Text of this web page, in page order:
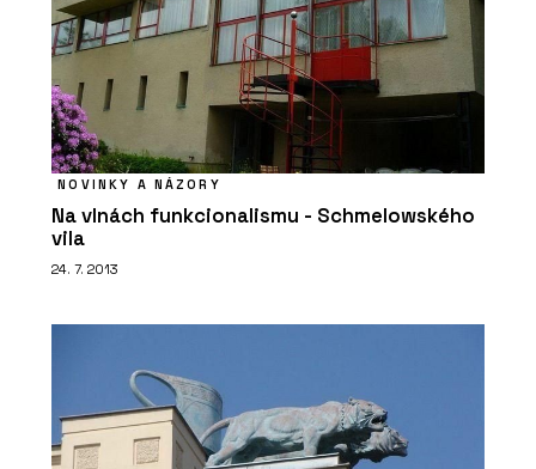
NOVINKY A NÁZORY
Na vlnách funkcionalismu - Schmelowského
vila
24. 7. 2013